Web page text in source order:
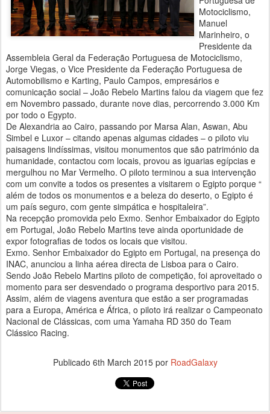
Motociclismo,
Manuel
Marinheiro, o
Presidente da
Assembleia Geral da Federação Portuguesa de Motociclismo,
Jorge Viegas, o Vice Presidente da Federação Portuguesa de
Automobilismo e Karting, Paulo Campos, empresários e
comunicação social – João Rebelo Martins falou da viagem que fez
em Novembro passado, durante nove dias, percorrendo 3.000 Km
por todo o Egypto.
De Alexandria ao Cairo, passando por Marsa Alan, Aswan, Abu
Simbel e Luxor – citando apenas algumas cidades – o piloto viu
paisagens lindíssimas, visitou monumentos que são património da
humanidade, contactou com locais, provou as iguarias egípcias e
mergulhou no Mar Vermelho. O piloto terminou a sua intervenção
com um convite a todos os presentes a visitarem o Egipto porque “
além de todos os monumentos e a beleza do deserto, o Egipto é
um país seguro, com gente simpática e hospitaleira”.
Na recepção promovida pelo Exmo. Senhor Embaixador do Egipto
em Portugal, João Rebelo Martins teve ainda oportunidade de
expor fotografias de todos os locais que visitou.
Exmo. Senhor Embaixador do Egipto em Portugal, na presença do
INAC, anunciou a linha aérea directa de Lisboa para o Cairo.
Sendo João Rebelo Martins piloto de competição, foi aproveitado o
momento para ser desvendado o programa desportivo para 2015.
Assim, além de viagens aventura que estão a ser programadas
para a Europa, América e África, o piloto irá realizar o Campeonato
Nacional de Clássicas, com uma Yamaha RD 350 do Team
Clássico Racing.
Publicado 6th March 2015por RoadGalaxy